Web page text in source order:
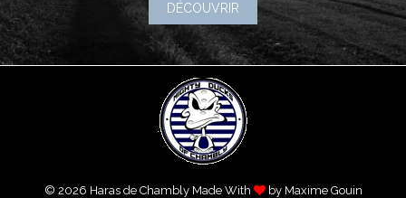
DÉCOUVRIR
© 2026 Haras de Chambly Made With by Maxime Gouin